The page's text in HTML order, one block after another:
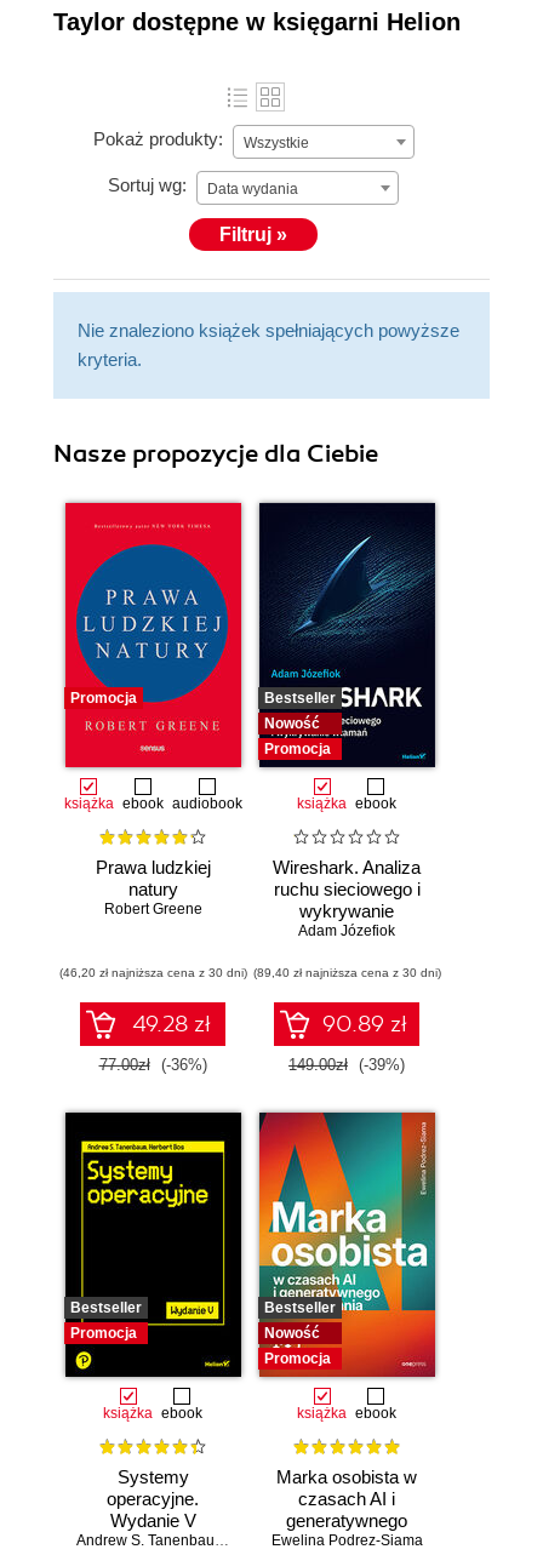
Taylor dostępne w księgarni Helion
Pokaż produkty: Wszystkie
Sortuj wg: Data wydania
Filtruj »
Nie znaleziono książek spełniających powyższe
kryteria.
Nasze propozycje dla Ciebie
Promocja
książka ebook audiobook
Prawa ludzkiej
natury
Robert Greene
(46,20 zł najniższa cena z 30 dni)
49.28 zł
77.00zł (-36%)
Bestseller
Nowość
Promocja
książka ebook
Wireshark. Analiza
ruchu sieciowego i
wykrywanie
włamań
Adam Józefiok
(89,40 zł najniższa cena z 30 dni)
90.89 zł
149.00zł (-39%)
Bestseller
Promocja
książka ebook
Systemy
operacyjne.
Wydanie V
Andrew S. Tanenbaum, Herbert Bos
Bestseller
Nowość
Promocja
książka ebook
Marka osobista w
czasach AI i
generatywnego
wyszukiwania
Ewelina Podrez-Siama